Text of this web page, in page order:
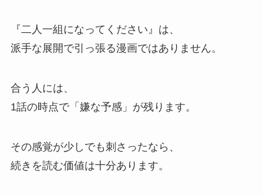
『二人一組になってください』は、
派手な展開で引っ張る漫画ではありません。
合う人には、
1話の時点で「嫌な予感」が残ります。
その感覚が少しでも刺さったなら、
続きを読む価値は十分あります。